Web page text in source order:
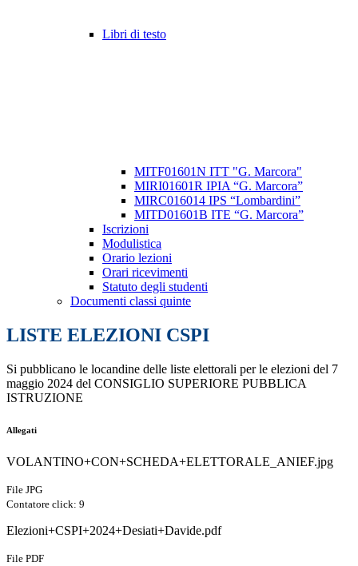
Libri di testo
MITF01601N ITT "G. Marcora"
MIRI01601R IPIA “G. Marcora”
MIRC016014 IPS “Lombardini”
MITD01601B ITE “G. Marcora”
Iscrizioni
Modulistica
Orario lezioni
Orari ricevimenti
Statuto degli studenti
Documenti classi quinte
LISTE ELEZIONI CSPI
Si pubblicano le locandine delle liste elettorali per le elezioni del 7
maggio 2024 del CONSIGLIO SUPERIORE PUBBLICA
ISTRUZIONE
Allegati
VOLANTINO+CON+SCHEDA+ELETTORALE_ANIEF.jpg
File JPG
Contatore click: 9
Elezioni+CSPI+2024+Desiati+Davide.pdf
File PDF